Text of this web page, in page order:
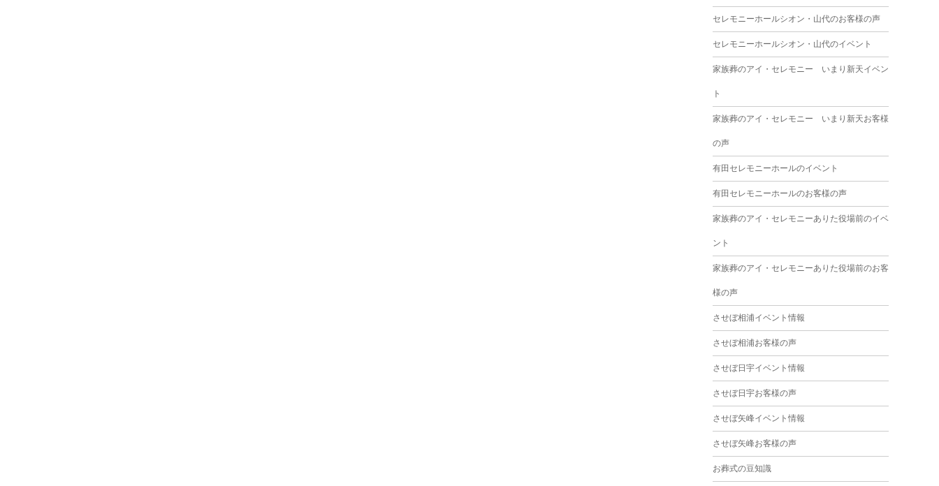
2025年3月
2025年2月
2025年1月
2024年11月
2024年9月
2024年8月
2024年7月
2024年6月
2024年5月
2024年4月
2024年3月
2024年2月
セレモニーホールシオン・山代のお客様の声
セレモニーホールシオン・山代のイベント
家族葬のアイ・セレモニー いまり新天イベン
ト
家族葬のアイ・セレモニー いまり新天お客様
の声
有田セレモニーホールのイベント
有田セレモニーホールのお客様の声
家族葬のアイ・セレモニーありた役場前のイベ
ント
家族葬のアイ・セレモニーありた役場前のお客
様の声
させぼ相浦イベント情報
させぼ相浦お客様の声
させぼ日宇イベント情報
させぼ日宇お客様の声
させぼ矢峰イベント情報
させぼ矢峰お客様の声
お葬式の豆知識